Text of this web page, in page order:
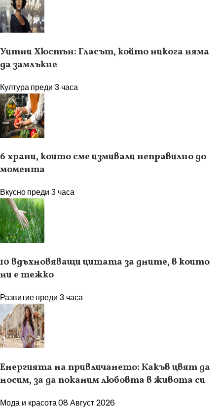
Уитни Хюстън: Гласът, който никога няма
да замлъкне
Културапреди 3 часа
6 храни, които сме измивали неправилно до
момента
Вкуснопреди 3 часа
10 вдъхновяващи цитата за дните, в които
ни е тежко
Развитиепреди 3 часа
Енергията на привличането: Какъв цвят да
носим, за да поканим любовта в живота си
Мода и красота08 Август 2026